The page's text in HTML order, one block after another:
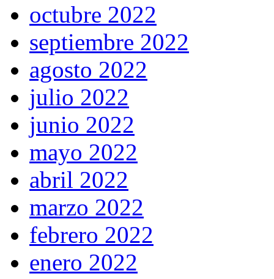
octubre 2022
septiembre 2022
agosto 2022
julio 2022
junio 2022
mayo 2022
abril 2022
marzo 2022
febrero 2022
enero 2022